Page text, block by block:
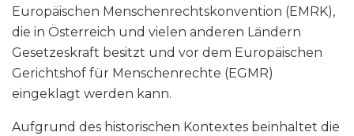
Europäischen Menschenrechtskonvention (EMRK),
die in Österreich und vielen anderen Ländern
Gesetzeskraft besitzt und vor dem Europäischen
Gerichtshof für Menschenrechte (EGMR)
eingeklagt werden kann.
Aufgrund des historischen Kontextes beinhaltet die